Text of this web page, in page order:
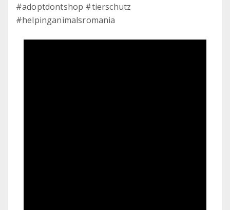
#adoptdontshop #tierschutz
#helpinganimalsromania